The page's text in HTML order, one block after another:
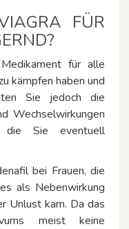
FÜR
für alle
kämpfen haben und
Sie jedoch die
Wechselwirkungen
die Sie eventuell
bei Frauen, die
als Nebenwirkung
Unlust kam. Da das
meist keine